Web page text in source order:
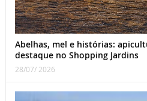
Abelhas, mel e histórias:
destaque no Shopping Jardins
28/07/ 2026